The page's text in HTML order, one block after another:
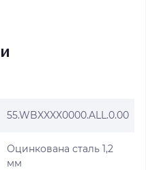
55.WBXXXX0000.ALL.0.00
Оцинкована сталь 1,2
мм